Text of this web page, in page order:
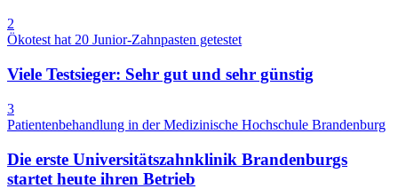
2
Ökotest hat 20 Junior-Zahnpasten getestet
Viele Testsieger: Sehr gut und sehr günstig
3
Patientenbehandlung in der Medizinische Hochschule Brandenburg
Die erste Universitätszahnklinik Brandenburgs
startet heute ihren Betrieb